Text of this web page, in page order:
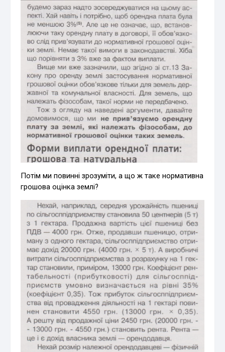
Потім ми повинні зрозуміти, а що ж таке нормативна
грошова оцінка землі?